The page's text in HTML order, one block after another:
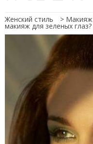
Женский стиль > Макияж
макияж для зеленых глаз?